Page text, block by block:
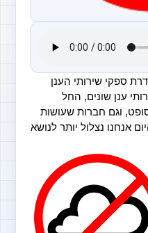
שלנו. במהלך הסדרה סקרנו שירותי ענן שונים, החל
מחברות כמו אמזון, גוגל ומיקרוסופט, וגם חברות שעושות
את זה עם שירותי ענן משלהן. היום אנחנו נצלול יותר לנושא